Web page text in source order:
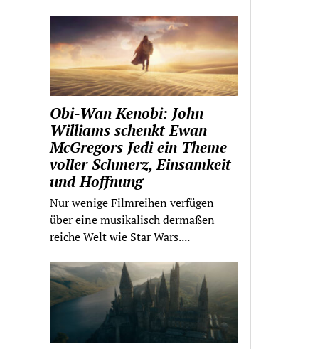
Obi-Wan Kenobi: John
Williams schenkt Ewan
McGregors Jedi ein Theme
voller Schmerz, Einsamkeit
und Hoffnung
Nur wenige Filmreihen verfügen
über eine musikalisch dermaßen
reiche Welt wie Star Wars....